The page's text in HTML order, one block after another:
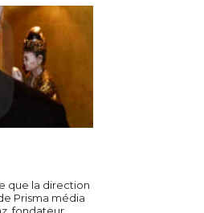
que la direction
Prisma média
fondateur